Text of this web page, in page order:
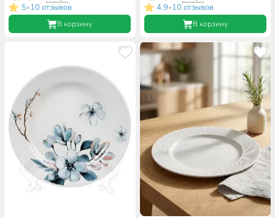
5•10 отзывов
В корзину
4.9•10 отзывов
В корзину